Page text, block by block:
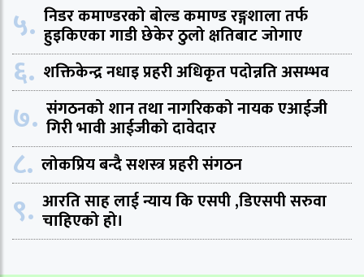
५. निडर कमाण्डरको बोल्ड कमाण्ड रङ्गशाला तर्फ
हुइकिएका गाडी छेकेर ठुलो क्षतिबाट जोगाए
६. शक्तिकेन्द्र नधाइ प्रहरी अधिकृत पदोन्नति असम्भव
७. संगठनको शान तथा नागरिकको नायक एआईजी
गिरी भावी आईजीको दावेदार
८. लोकप्रिय बन्दै सशस्त्र प्रहरी संगठन
९. आरति साह लाई न्याय कि एसपी ,डिएसपी सरुवा
चाहिएको हो।